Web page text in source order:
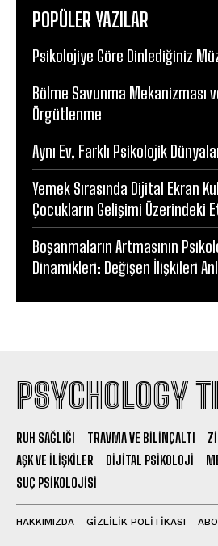
POPÜLER YAZILAR
Psikolojiye Göre Dinlediğiniz
Bölme Savunma Mekanizması
Örgütlenme
Aynı Ev, Farklı Psikolojik
Yemek Sırasında Dijital Ekran
Çocukların Gelişimi Üzerindeki
Boşanmaların Artmasının
Dinamikleri: Değişen İlişkileri
PSYCHOLOGY
RUH SAĞLIĞI TRAVMA VE BILINÇALTI
AŞK VE İLIŞKILER
DIJITAL PSIKOLOJI
SUÇ PSIKOLOJISI
HAKKIMIZDA GIZLILIK POLITIKASI